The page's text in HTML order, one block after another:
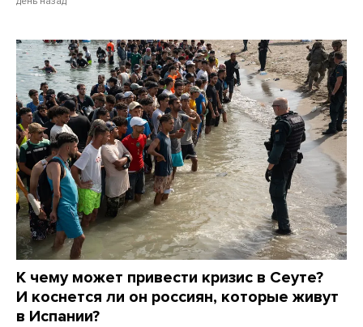
К чему может привести кризис в Сеуте?
И коснется ли он россиян, которые живут
в Испании?